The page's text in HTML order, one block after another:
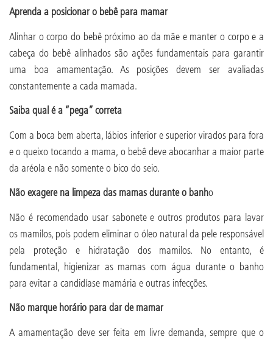
Aprenda a posicionar o bebê para mamar
Alinhar o corpo do bebê próximo ao da mãe e manter o corpo e a
cabeça do bebê alinhados são ações fundamentais para garantir
uma boa amamentação. As posições devem ser avaliadas
constantemente a cada mamada.
Saiba qual é a “pega” correta
Com a boca bem aberta, lábios inferior e superior virados para fora
e o queixo tocando a mama, o bebê deve abocanhar a maior parte
da aréola e não somente o bico do seio.
Não exagere na limpeza das mamas durante o banho
Não é recomendado usar sabonete e outros produtos para lavar
os mamilos, pois podem eliminar o óleo natural da pele responsável
pela proteção e hidratação dos mamilos. No entanto, é
fundamental, higienizar as mamas com água durante o banho
para evitar a candidíase mamária e outras infecções.
Não marque horário para dar de mamar
A amamentação deve ser feita em livre demanda, sempre que o